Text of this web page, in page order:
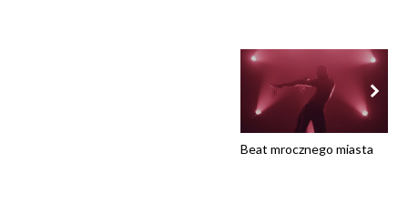
Beat mrocznego miasta